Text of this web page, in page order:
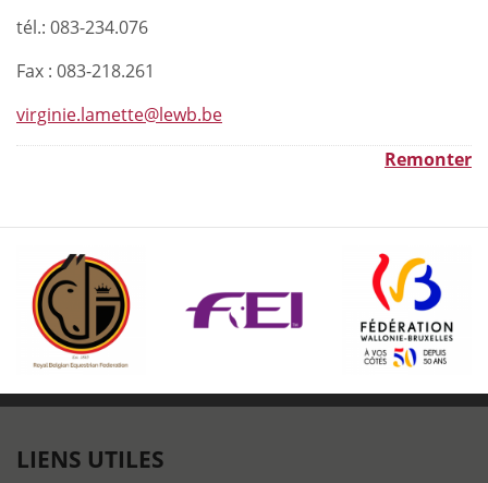
tél.: 083-234.076
Fax : 083-218.261
virginie.lamette@lewb.be
Remonter
LIENS UTILES